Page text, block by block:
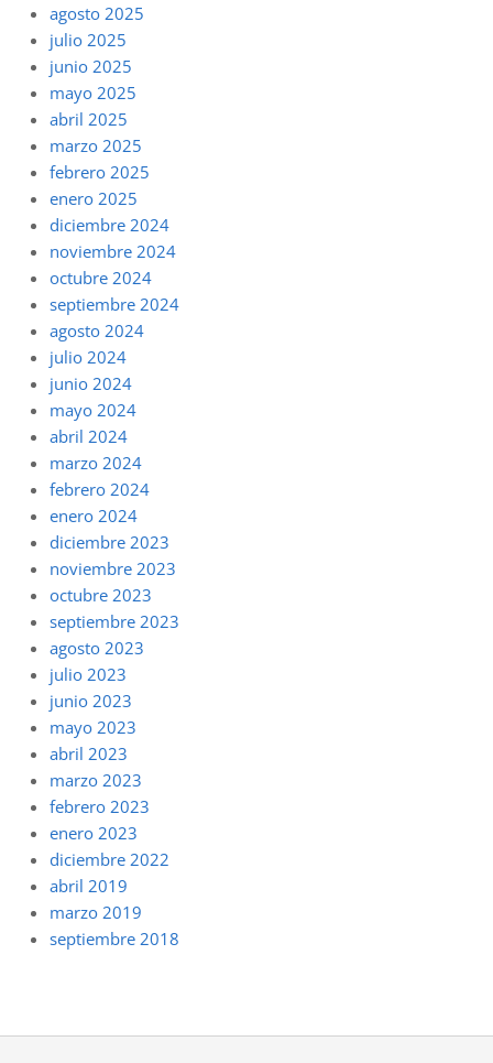
agosto 2025
julio 2025
junio 2025
mayo 2025
abril 2025
marzo 2025
febrero 2025
enero 2025
diciembre 2024
noviembre 2024
octubre 2024
septiembre 2024
agosto 2024
julio 2024
junio 2024
mayo 2024
abril 2024
marzo 2024
febrero 2024
enero 2024
diciembre 2023
noviembre 2023
octubre 2023
septiembre 2023
agosto 2023
julio 2023
junio 2023
mayo 2023
abril 2023
marzo 2023
febrero 2023
enero 2023
diciembre 2022
abril 2019
marzo 2019
septiembre 2018